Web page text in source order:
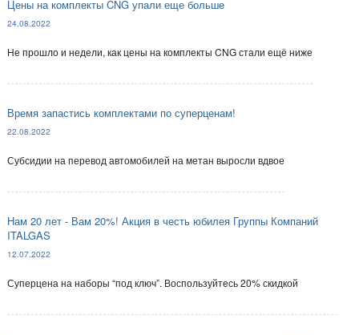
Цены на комплекты CNG упали еще больше
Не прошло и недели, как цены на комплекты CNG стали ещё ниже
24.08.2022
Время запастись комплектами по суперценам!
Субсидии на перевод автомобилей на метан выросли вдвое
22.08.2022
Нам 20 лет - Вам 20%! Акция в честь юбилея Группы Компаний
ITALGAS
Суперцена на наборы “под ключ”. Воспользуйтесь 20% скидкой
12.07.2022